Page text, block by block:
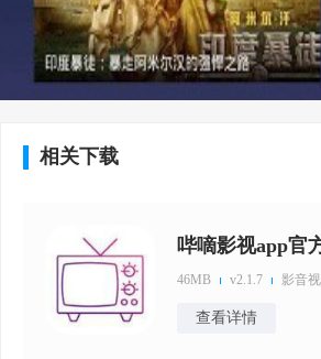
相关下载
哔嘀影视app官
46MB v2.1.7 影音
查看详情